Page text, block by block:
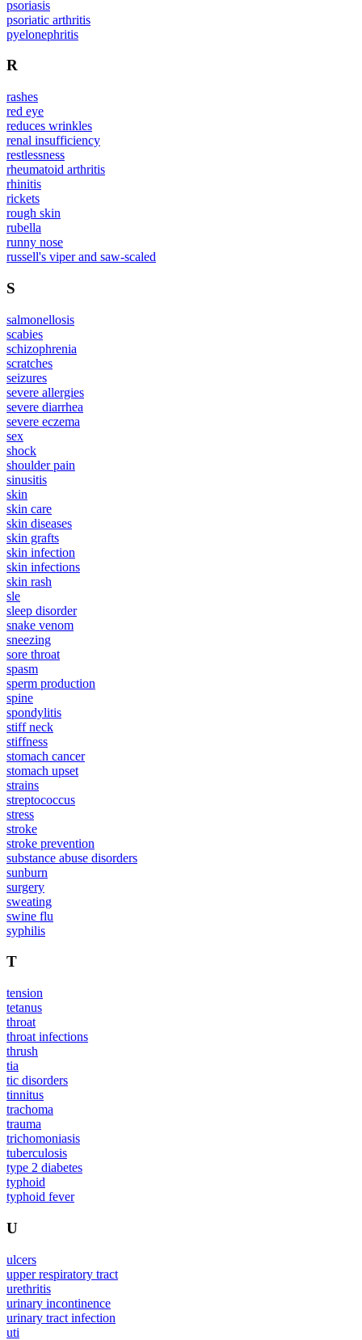
psoriasis
psoriatic arthritis
pyelonephritis
R
rashes
red eye
reduces wrinkles
renal insufficiency
restlessness
rheumatoid arthritis
rhinitis
rickets
rough skin
rubella
runny nose
russell's viper and saw-scaled
S
salmonellosis
scabies
schizophrenia
scratches
seizures
severe allergies
severe diarrhea
severe eczema
sex
shock
shoulder pain
sinusitis
skin
skin care
skin diseases
skin grafts
skin infection
skin infections
skin rash
sle
sleep disorder
snake venom
sneezing
sore throat
spasm
sperm production
spine
spondylitis
stiff neck
stiffness
stomach cancer
stomach upset
strains
streptococcus
stress
stroke
stroke prevention
substance abuse disorders
sunburn
surgery
sweating
swine flu
syphilis
T
tension
tetanus
throat
throat infections
thrush
tia
tic disorders
tinnitus
trachoma
trauma
trichomoniasis
tuberculosis
type 2 diabetes
typhoid
typhoid fever
U
ulcers
upper respiratory tract
urethritis
urinary incontinence
urinary tract infection
uti